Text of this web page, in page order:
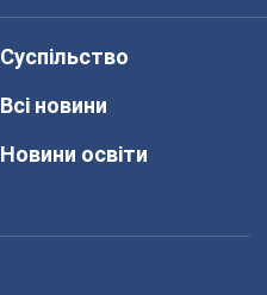
Суспільство
Всі новини
Новини освіти